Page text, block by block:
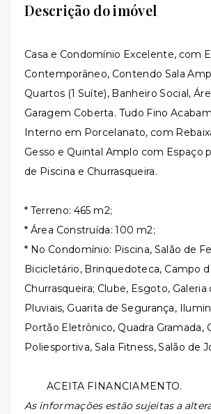
Descrição do imóvel
Casa e Condomínio Excelente, com
Contemporâneo, Contendo Sala
Quartos (1 Suíte), Banheiro Social,
Garagem Coberta. Tudo Fino
Interno em Porcelanato, com
Gesso e Quintal Amplo com Espaço
de Piscina e Churrasqueira.
* Terreno: 465 m2;
* Área Construída: 100 m2;
* No Condomínio: Piscina, Salão de
Bicicletário, Brinquedoteca, Campo
Churrasqueira; Clube, Esgoto, Galeria
Pluviais, Guarita de Segurança,
Portão Eletrônico, Quadra Gramada,
Poliesportiva, Sala Fitness, Salão de
ACEITA FINANCIAMENTO.
As informações estão sujeitas a